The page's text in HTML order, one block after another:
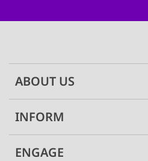
ABOUT US
INFORM
ENGAGE